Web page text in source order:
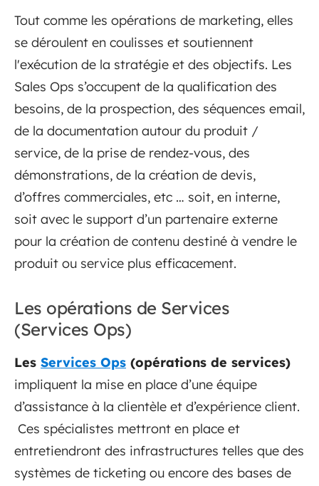
Tout comme les opérations de marketing, elles
se déroulent en coulisses et soutiennent
l'exécution de la stratégie et des objectifs. Les
Sales Ops s’occupent de la qualification des
besoins, de la prospection, des séquences email,
de la documentation autour du produit /
service, de la prise de rendez-vous, des
démonstrations, de la création de devis,
d’offres commerciales, etc … soit, en interne,
soit avec le support d’un partenaire externe
pour la création de contenu destiné à vendre le
produit ou service plus efficacement.
Les opérations de Services
(Services Ops)
Les Services Ops (opérations de services)
impliquent la mise en place d’une équipe
d’assistance à la clientèle et d’expérience client.
Ces spécialistes mettront en place et
entretiendront des infrastructures telles que des
systèmes de ticketing ou encore des bases de